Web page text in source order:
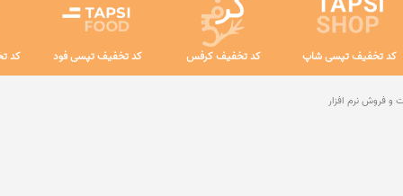
کد تخفیف تپسی شاپ کد تخفیف کرفس کد تخفیف تپسی فود کد
و فروش نرم افزار